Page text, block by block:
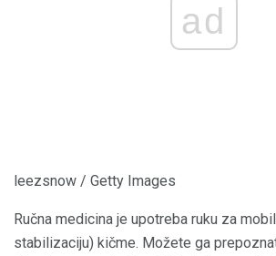
ad
leezsnow / Getty Images
Ručna medicina je upotreba ruku za
stabilizaciju) kičme. Možete ga